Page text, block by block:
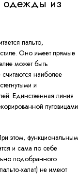
пальто,
Оно имеет прямые
может быть
наиболее
и
Единственная линия
пуговицами
этом, функциональным
и сама по себе
подобранного
халат) не имеют